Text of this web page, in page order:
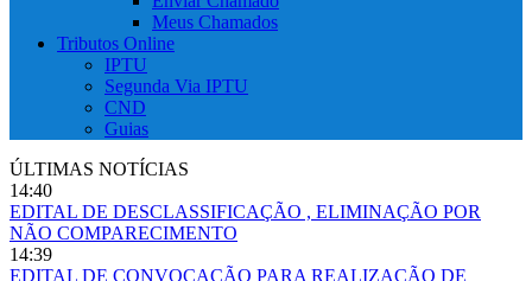
Meus Chamados
Tributos Online
IPTU
Segunda Via IPTU
CND
Guias
ÚLTIMAS NOTÍCIAS
14:40
EDITAL DE DESCLASSIFICAÇÃO , ELIMINAÇÃO POR
NÃO COMPARECIMENTO
14:39
EDITAL DE CONVOCAÇÃO PARA REALIZAÇÃO DE